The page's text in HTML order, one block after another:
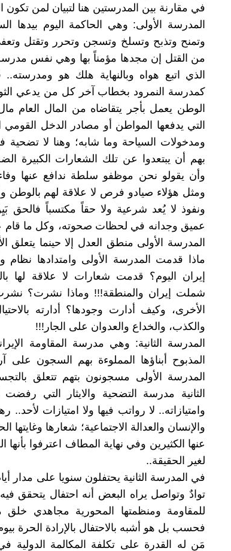
في مقارنة بين المدرستين هنا لتبيان لمن تكون
المدرسة الأولى: وهي الحاكمة اليوم بيدها
وتمنح وتذبح وتسلخ وتسجن وتحرر وتقتل
من القتل إن مجدها مؤمناً بها وهي نفس
الذي اتبع هواه وبالنهاية هلك هو
كمدرسة النمرود بخطاب آخر كل من يدعي
الوطن يعمل بأجر يتقاضاه من المال العام
التي يدفعها المواطن أو مصادر الدخل القومي
ومدخولات السياحة وما شابه؛ وهنا لا تضحية
بهم أن يبتعدوا عن تلك الشعارات الكبيرة
وأن يقولو نحن موظفو سلطة ندافع عنها
ومثل هؤلاء صيادو فرص لا علاقة لهم بالوطن
ونفوذ لا يُعد شرعية ولا حقاً مكتسباً فالحق
عميق وجدانه في لحظات صحوته، وكل ما
المدرسة الأولى منطق العدل إلا حينما يتعلق
ماذا قدمت المدرسة الأولى وامتدادها نظام
إيران اليوم؟ قدمت شعارات لا علاقة لها
شملت إيران والمنطقة!!! وماذا نشرت؟ نشرت
الأخرى، وكيف أدارت وجودها؟ أدارته
والكذب، والخداع والعدوان على الجار!!!
المدرسة الثانية: وهي مدرسة المقاومة
المذبوح أبناؤها المملوءة بهم السجون
المدرسة الأولى مسجونون بتهم تتعلق
الثانية مدرسة التضحية والايثار التي
وامتيازاته.. لا رواتب فيها ولا امتيازات
والإنسان والعدالة الاجتماعية؛ شعارها
عنها الكثيرين وفي نهاية المطاف اعترفوا
لغير الحقيقة..
في المدرسة الثانية يحتفلون سنويا على مدار
توادٌ وتواصل يراه البعض أنه احتفال يتحقق
للمقاومة ومنظمتها المحورية مجاهدي
فحسب بل هو أشبه بالاحتفال بالإرادة الحرة
مَن له القدرة على تكلفة المكالمة الدولية